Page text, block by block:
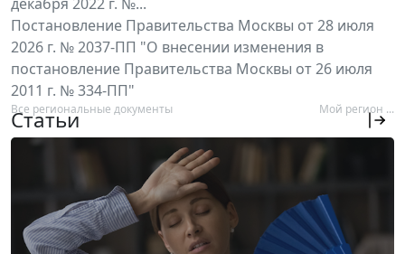
декабря 2022 г. №...
Постановление Правительства Москвы от 28 июля
2026 г. № 2037-ПП "О внесении изменения в
постановление Правительства Москвы от 26 июля
2011 г. № 334-ПП"
Все региональные документы Мой регион ...
Статьи